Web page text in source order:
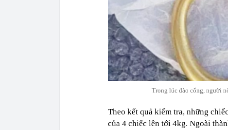
Trong lúc đào cống, người
Theo kết quả kiểm tra, những
của 4 chiếc lên tới 4kg. Ngoài